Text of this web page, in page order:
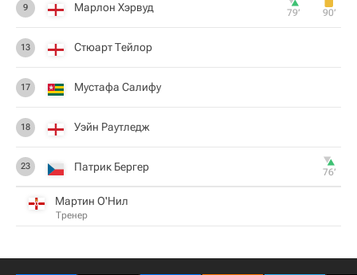
9 Марлон Хэрвуд 79‎’‎ 90‎’‎
13 Стюарт Тейлор
17 Мустафа Салифу
18 Уэйн Раутледж
23 Патрик Бергер 76‎’‎
Мартин О'Нил
Тренер